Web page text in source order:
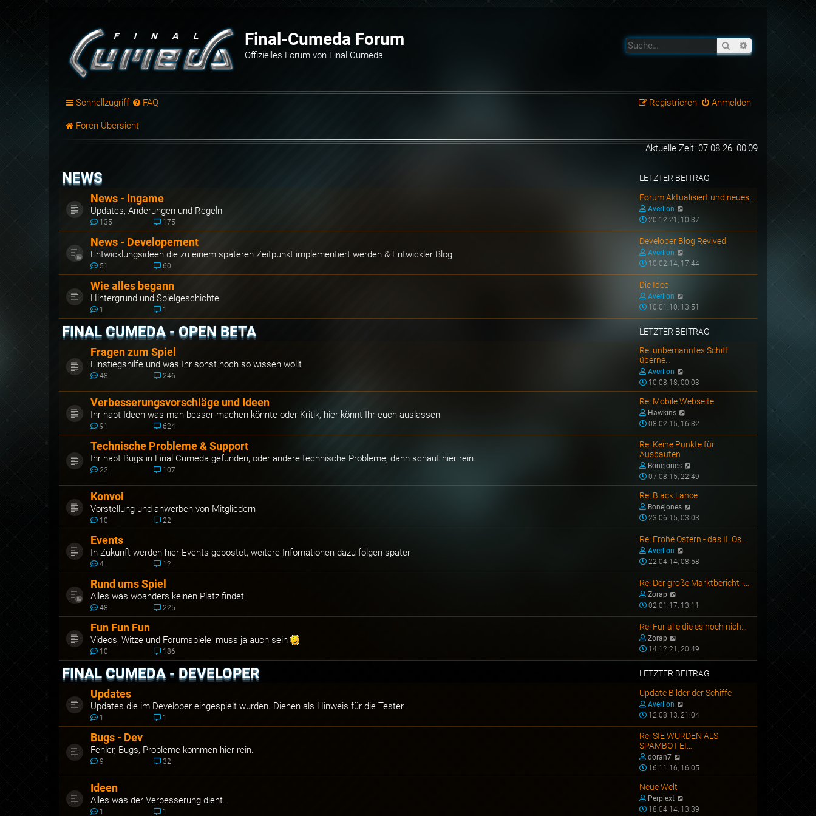
Final-Cumeda Forum
Offizielles Forum von Final Cumeda
Suche
Schnellzugriff FAQ Anmelden
Registrieren
Foren-Übersicht
Aktuelle Zeit: 07.08.26, 00:09
NEWS LETZTER BEITRAG
News - Ingame
Updates, Änderungen und Regeln
135 175
Forum Aktualisiert und neues …
Averlion
e
u
e
t
e
e
i
t
a
20.12.21, 10:37
News - Developement
Entwicklungsideen die zu einem späteren Zeitpunkt implementiert werden & Entwickler Blog
51 60
Developer Blog Revived
Averlion
e
u
t
e
r
e
r
a
g
10.02.14, 17:44
Wie alles begann
Hintergrund und Spielgeschichte
1 1
Die Idee
Averlion
e
u
e
t
B
e
i
t
r
a
g
10.01.10, 13:51
FINAL CUMEDA - OPEN BETA LETZTER BEITRAG
Fragen zum Spiel
Einstiegshilfe und was Ihr sonst noch so wissen wollt
48 246
Re: unbemanntes Schiff
überne…
Averlion
e
u
e
s
t
e
r
e
i
r
a
g
10.08.18, 00:03
Verbesserungsvorschläge und Ideen
Ihr habt Ideen was man besser machen könnte oder Kritik, hier könnt Ihr euch auslassen
91 624
Re: Mobile Webseite
Hawkins
e
u
e
t
e
r
B
e
i
t
r
g
08.02.15, 16:32
Technische Probleme & Support
Ihr habt Bugs in Final Cumeda gefunden, oder andere technische Probleme, dann schaut hier rein
22 107
Re: Keine Punkte für
Ausbauten
Bonejones
e
u
e
t
e
r
e
i
t
a
g
07.08.15, 22:49
Konvoi
Vorstellung und anwerben von Mitgliedern
10 22
Re: Black Lance
Bonejones
e
u
e
t
e
r
e
i
t
a
g
23.06.15, 03:03
Events
In Zukunft werden hier Events gepostet, weitere Infomationen dazu folgen später
4 12
Re: Frohe Ostern - das II. Os…
Averlion
e
u
e
t
e
r
e
i
t
a
22.04.14, 08:58
Rund ums Spiel
Alles was woanders keinen Platz findet
48 225
Re: Der große Marktbericht -…
Zorap
e
u
e
e
r
e
i
t
r
a
g
02.01.17, 13:11
Fun Fun Fun
Videos, Witze und Forumspiele, muss ja auch sein
10 186
Re: Für alle die es noch nich…
Zorap
e
u
e
t
e
r
B
e
i
t
r
a
g
14.12.21, 20:49
FINAL CUMEDA - DEVELOPER LETZTER BEITRAG
Updates
Updates die im Developer eingespielt wurden. Dienen als Hinweis für die Tester.
1 1
Update Bilder der Schiffe
Averlion
e
u
e
s
e
r
i
12.08.13, 21:04
Bugs - Dev
Fehler, Bugs, Probleme kommen hier rein.
9 32
Re: SIE WURDEN ALS
SPAMBOT EI…
doran7
e
u
s
t
16.11.16, 16:05
Ideen
Alles was der Verbesserung dient.
1 1
Neue Welt
Perplext
e
18.04.14, 13:39